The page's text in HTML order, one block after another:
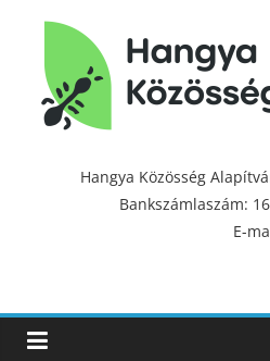
Hangya
Közösség
Hangya Közösség
Bankszámlaszám:
E-